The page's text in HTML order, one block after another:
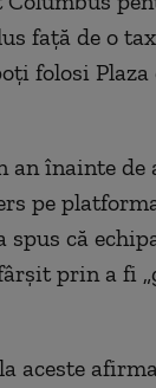
față de o
folosi Plaza
an înainte de
pe
spus că
prin a fi
aceste